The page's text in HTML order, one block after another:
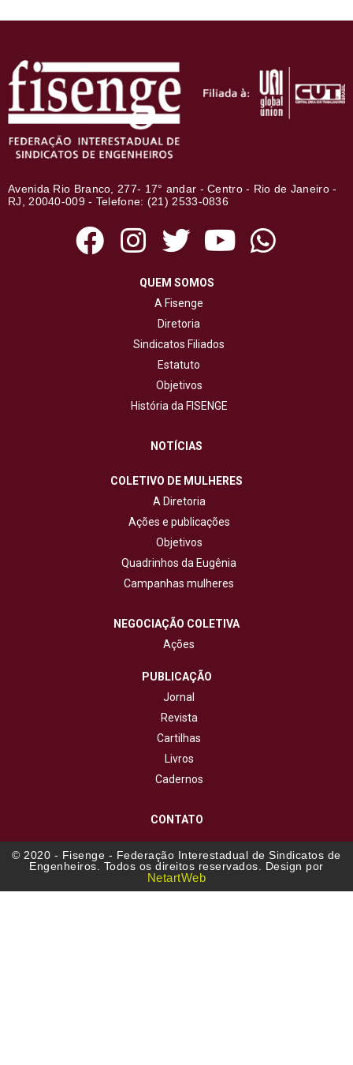
Avenida Rio Branco, 277- 17° andar - Centro - Rio de Janeiro -
RJ, 20040-009 - Telefone: (21) 2533-0836
QUEM SOMOS
A Fisenge
Diretoria
Sindicatos Filiados
Estatuto
Objetivos
História da FISENGE
NOTÍCIAS
COLETIVO DE MULHERES
A Diretoria
Ações e publicações
Objetivos
Quadrinhos da Eugênia
Campanhas mulheres
NEGOCIAÇÃO COLETIVA
Ações
PUBLICAÇÃO
Jornal
Revista
Cartilhas
Livros
Cadernos
CONTATO
© 2020 - Fisenge - Federação Interestadual de Sindicatos de
Engenheiros. Todos os direitos reservados. Design por
NetartWeb